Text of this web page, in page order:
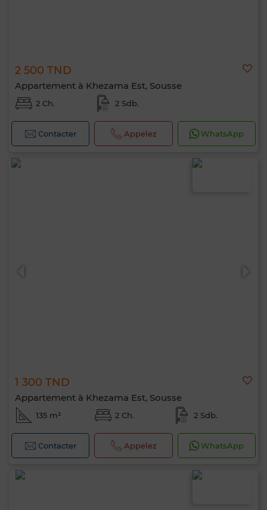
2 500 TND
Appartement à Khezama Est, Sousse
2 Ch. 2 Sdb.
Contacter Appelez WhatsApp
1 300 TND
Appartement à Khezama Est, Sousse
135 m² 2 Ch. 2 Sdb.
Contacter Appelez WhatsApp